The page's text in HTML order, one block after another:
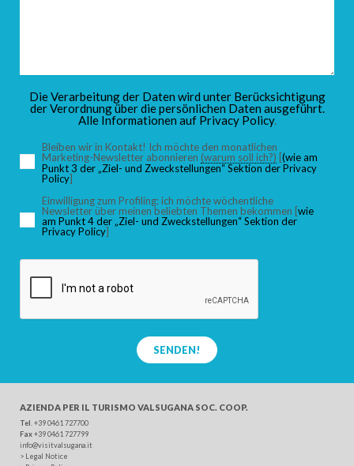
KINDER
SUCHEN
Die Verarbeitung der Daten wird unter Berücksichtigung
der Verordnung über die persönlichen Daten ausgeführt.
Alle Informationen auf Privacy Policy.
Bleiben wir in Kontakt! Ich möchte den monatlichen
Marketing-Newsletter abonnieren (warum soll ich?) [(wie am
Punkt 3 der „Ziel- und Zweckstellungen“ Sektion der Privacy
Policy]
Einwilligung zum Profiling: ich möchte wöchentliche
Newsletter über meinen beliebten Themen bekommen [wie
am Punkt 4 der „Ziel- und Zweckstellungen“ Sektion der
Privacy Policy]
SENDEN!
AZIENDA PER IL TURISMO VALSUGANA SOC. COOP.
Tel . +39 0461 727700
Fax+39 0461 727799
info@visitvalsugana.it
> Legal Notice